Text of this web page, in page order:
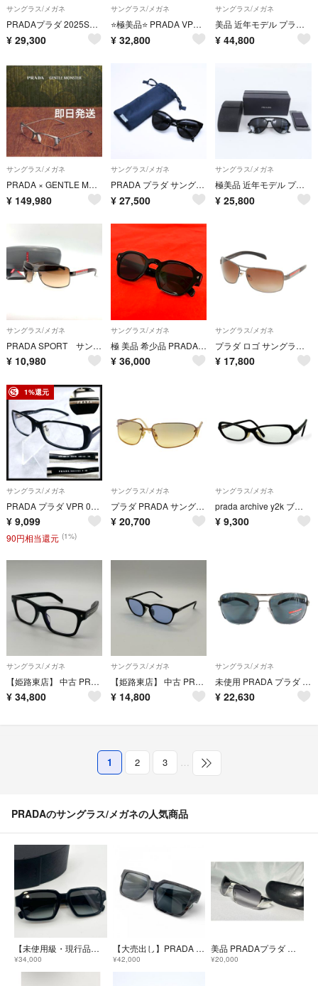
サングラス/メガネ
PRADAプラダ 2025SS SPRB55 1BC-60N 145 サングラス未使用品【-】【MEWA82950】
¥ 29,300
サングラス/メガネ
⭐️極美品⭐️ PRADA VPR B06-D フルリム メガネ 黒 度あり
¥ 32,800
サングラス/メガネ
美品 近年モデル プラダ ツーブリッジ ラウンド サングラス 1AB-3C2 眼鏡 メガネ メンズ MNE EK24-9
¥ 44,800
サングラス/メガネ
PRADA × GENTLE MONSTER コラボ シルバー メガネ
¥ 149,980
サングラス/メガネ
PRADA プラダ サングラス アイウェア キャットアイサングラス SPR 15V サイズ56◻︎19 ブラック シルバーロゴ 美品 中古 4a005168
¥ 27,500
サングラス/メガネ
極美品 近年モデル プラダ 57□15 サングラス アイウェア めがね SPR13W-F メンズ レディース MWM EK24-3
¥ 25,800
サングラス/メガネ
PRADA SPORT サングラス スクエア型 メタルフレーム スクエア グラデーションレンズ Y2K ブラウン 黒
¥ 10,980
サングラス/メガネ
極 美品 希少品 PRADA プラダ ロゴ プラスチック サングラス アイウェア 眼鏡 レディース ブラック 黒 31192
¥ 36,000
サングラス/メガネ
プラダ ロゴ サングラス SPS541 プラスチック メンズ PRADA 【1-0279913】
¥ 17,800
1%還元
サングラス/メガネ
PRADA プラダ VPR 06M-N スクエア型 メガネ フレーム 黒縁 眼鏡 1AB-1O1 53□16 イタリア製人気商品⁠
¥ 9,099
90円相当還元 (1%)
サングラス/メガネ
プラダ PRADA サングラス メンズ ブランド ゴールド ベージュ SPR56D 夏物 おしゃれ かっこいい 【中古】
¥ 20,700
サングラス/メガネ
prada archive y2k ブラック レトロ モード メガネ ケース付き
¥ 9,300
サングラス/メガネ
【姫路東店】 中古 PRADA | プラダ サングラス SPRA17 ｻｲｽﾞ:55□18 ブラック 【135】
¥ 34,800
サングラス/メガネ
【姫路東店】 中古 PRADA | プラダ サングラス VPR12Z ブラック 【135】
¥ 14,800
サングラス/メガネ
未使用 PRADA プラダ Linea Rossa リネアロッサ SPS54I ガンメタル スクエア サングラス メガネ アイウェア 65□14 ブラック シルバー メンズ 古着 中古 USED
¥ 22,630
1 2 3 …
PRADAのサングラス/メガネの人気商品
【未使用級・現行品】プラダ スクエア グラデーション サングラス ボストン ロゴ
¥34,000
【大売出し】PRADA プラダ サングラス SPR03Z-F アセテート ブラック 黒 その他金具 メンズ【中古品】
¥42,000
美品 PRADAプラダ ブランドロゴ文字 ブラック&ホワイト&シルバーサングラス
¥20,000